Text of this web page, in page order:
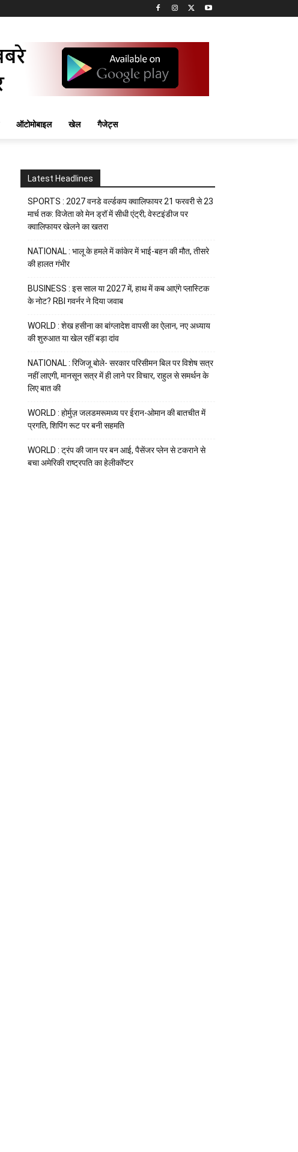
ऑटोमोबाइल खेल गैजेट्स
Latest Headlines
SPORTS : 2027 वनडे वर्ल्डकप क्वालिफायर 21 फरवरी से 23
मार्च तक: विजेता को मेन ड्रॉ में सीधी एंट्री; वेस्टइंडीज पर
क्वालिफायर खेलने का खतरा
NATIONAL : भालू के हमले में कांकेर में भाई-बहन की मौत, तीसरे
की हालत गंभीर
BUSINESS : इस साल या 2027 में, हाथ में कब आएंगे प्लास्टिक
के नोट? RBI गवर्नर ने दिया जवाब
WORLD : शेख हसीना का बांग्लादेश वापसी का ऐलान, नए अध्याय
की शुरुआत या खेल रहीं बड़ा दांव
NATIONAL : रिजिजू बोले- सरकार परिसीमन बिल पर विशेष सत्र
नहीं लाएगी, मानसून सत्र में ही लाने पर विचार, राहुल से समर्थन के
लिए बात की
WORLD : होर्मुज़ जलडमरूमध्य पर ईरान-ओमान की बातचीत में
प्रगति, शिपिंग रूट पर बनी सहमति
WORLD : ट्रंप की जान पर बन आई, पैसेंजर प्लेन से टकराने से
बचा अमेरिकी राष्ट्रपति का हेलीकॉप्टर